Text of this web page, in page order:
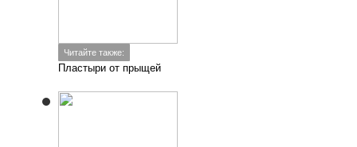
Читайте также:
Пластыри от прыщей